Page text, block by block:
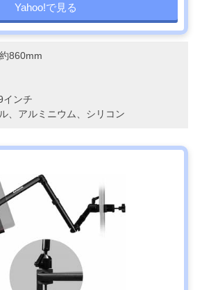
Yahoo!で見る
860mm
インチ
、アルミニウム、シリコン